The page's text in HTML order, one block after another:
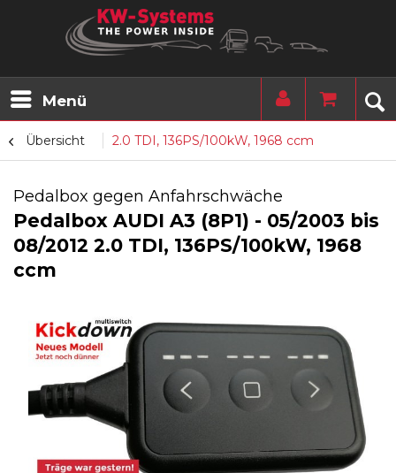
Menü
Übersicht 2.0 TDI, 136PS/100kW, 1968 ccm
Pedalbox gegen Anfahrschwäche
Pedalbox AUDI A3 (8P1) - 05/2003 bis
08/2012 2.0 TDI, 136PS/100kW, 1968
ccm